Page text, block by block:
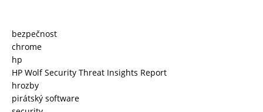
bezpečnost
chrome
hp
HP Wolf Security Threat Insights Report
hrozby
pirátský software